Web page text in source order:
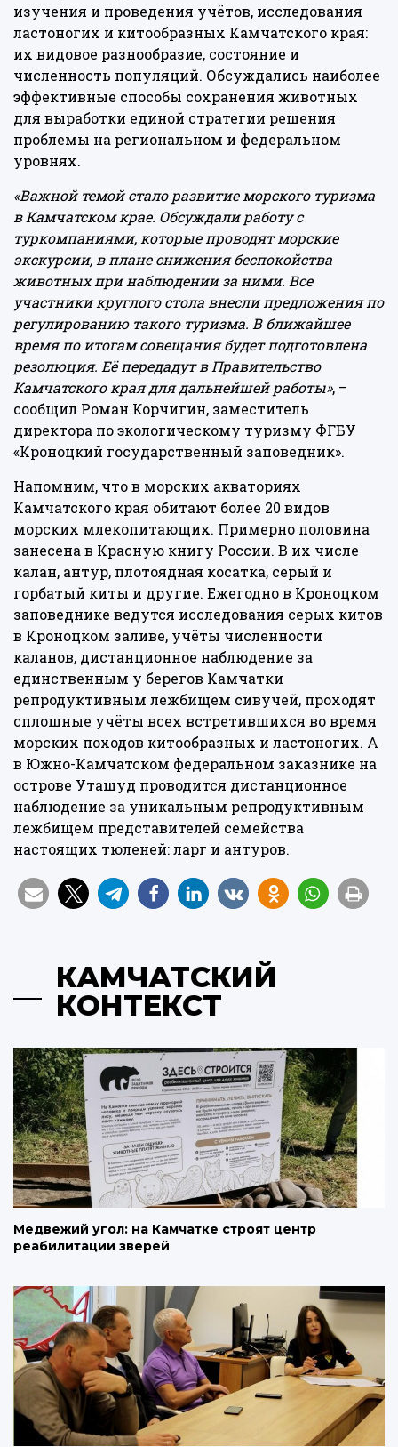
изучения и проведения учётов, исследования
ластоногих и китообразных Камчатского края:
их видовое разнообразие, состояние и
численность популяций. Обсуждались наиболее
эффективные способы сохранения животных
для выработки единой стратегии решения
проблемы на региональном и федеральном
уровнях.
«Важной темой стало развитие морского туризма
в Камчатском крае. Обсуждали работу с
туркомпаниями, которые проводят морские
экскурсии, в плане снижения беспокойства
животных при наблюдении за ними. Все
участники круглого стола внесли предложения по
регулированию такого туризма. В ближайшее
время по итогам совещания будет подготовлена
резолюция. Её передадут в Правительство
Камчатского края для дальнейшей работы», –
сообщил Роман Корчигин, заместитель
директора по экологическому туризму ФГБУ
«Кроноцкий государственный заповедник».
Напомним, что в морских акваториях
Камчатского края обитают более 20 видов
морских млекопитающих. Примерно половина
занесена в Красную книгу России. В их числе
калан, антур, плотоядная косатка, серый и
горбатый киты и другие. Ежегодно в Кроноцком
заповеднике ведутся исследования серых китов
в Кроноцком заливе, учёты численности
каланов, дистанционное наблюдение за
единственным у берегов Камчатки
репродуктивным лежбищем сивучей, проходят
сплошные учёты всех встретившихся во время
морских походов китообразных и ластоногих. А
в Южно-Камчатском федеральном заказнике на
острове Уташуд проводится дистанционное
наблюдение за уникальным репродуктивным
лежбищем представителей семейства
настоящих тюленей: ларг и антуров.
КАМЧАТСКИЙ
КОНТЕКСТ
Медвежий угол: на Камчатке строят центр
реабилитации зверей